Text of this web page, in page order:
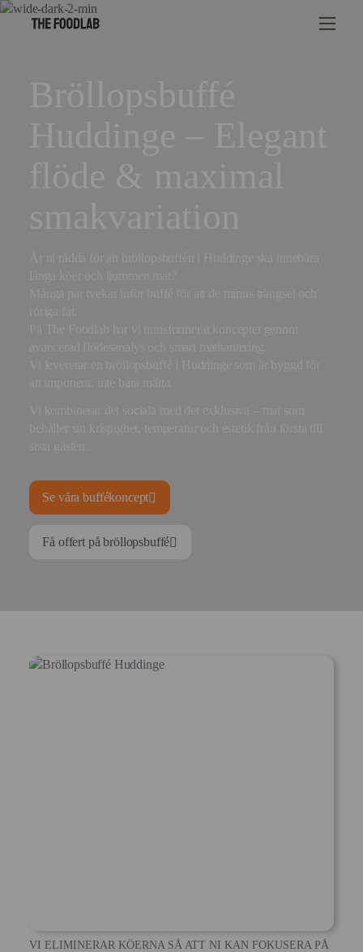
Se våra buffékoncept
Få offert på bröllopsbuffé
VI ELIMINERAR KÖERNA SÅ ATT NI KAN FOKUSERA PÅ